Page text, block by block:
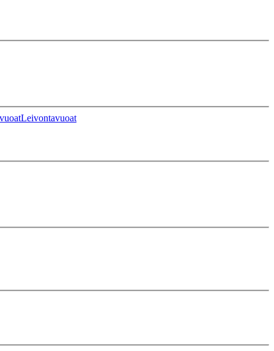
Leivontavuoat